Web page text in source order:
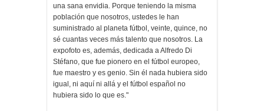
una sana envidia. Porque teniendo la misma
población que nosotros, ustedes le han
suministrado al planeta fútbol, veinte, quince, no
sé cuantas veces más talento que nosotros. La
expofoto es, además, dedicada a Alfredo Di
Stéfano, que fue pionero en el fútbol europeo,
fue maestro y es genio. Sin él nada hubiera sido
igual, ni aquí ni allá y el fútbol español no
hubiera sido lo que es."